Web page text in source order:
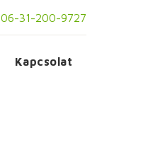
06-31-200-9727
Kapcsolat